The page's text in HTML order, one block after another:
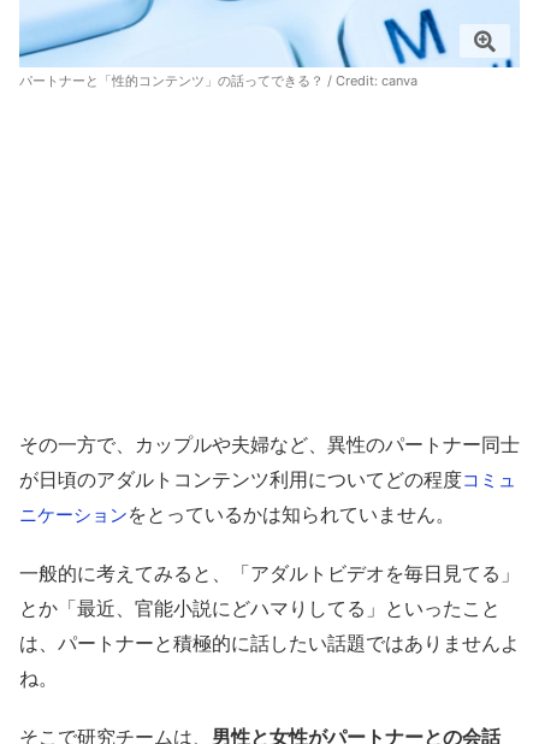
パートナーと「性的コンテンツ」の話ってできる？ / Credit: canva
その一方で、カップルや夫婦など、異性のパートナー同士
が日頃のアダルトコンテンツ利用についてどの程度コミュ
ニケーションをとっているかは知られていません。
一般的に考えてみると、「アダルトビデオを毎日見てる」
とか「最近、官能小説にどハマりしてる」といったこと
は、パートナーと積極的に話したい話題ではありませんよ
ね。
そこで研究チームは、 男性と女性がパートナーとの会話